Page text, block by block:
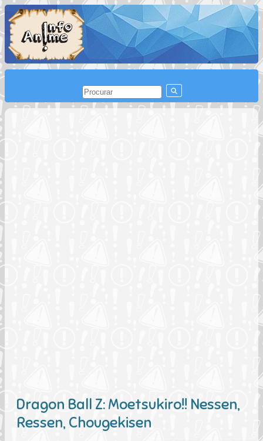
Dragon Ball Z: Moetsukiro!! Nessen,
Ressen, Chougekisen